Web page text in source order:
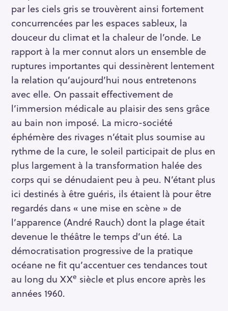
par les ciels gris se trouvèrent ainsi fortement
concurrencées par les espaces sableux, la
douceur du climat et la chaleur de l’onde. Le
rapport à la mer connut alors un ensemble de
ruptures importantes qui dessinèrent lentement
la relation qu’aujourd’hui nous entretenons
avec elle. On passait effectivement de
l’immersion médicale au plaisir des sens grâce
au bain non imposé. La micro-société
éphémère des rivages n’était plus soumise au
rythme de la cure, le soleil participait de plus en
plus largement à la transformation halée des
corps qui se dénudaient peu à peu. N’étant plus
ici destinés à être guéris, ils étaient là pour être
regardés dans « une mise en scène » de
l’apparence (André Rauch) dont la plage était
devenue le théâtre le temps d’un été. La
démocratisation progressive de la pratique
océane ne fit qu’accentuer ces tendances tout
au long du XXe siècle et plus encore après les
années 1960.
S
e
a
r
c
h
f
o
r
: